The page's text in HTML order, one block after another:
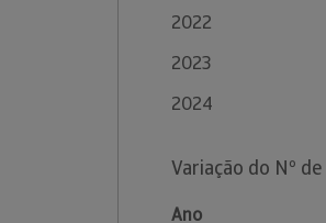
2022
2023
2024
Variação do Nº
Ano